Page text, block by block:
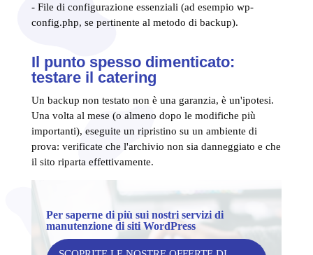
- File di configurazione essenziali (ad esempio wp-
config.php, se pertinente al metodo di backup).
Il punto spesso dimenticato:
testare il catering
Un backup non testato non è una garanzia, è un'ipotesi.
Una volta al mese (o almeno dopo le modifiche più
importanti), eseguite un ripristino su un ambiente di
prova: verificate che l'archivio non sia danneggiato e che
il sito riparta effettivamente.
Per saperne di più sui nostri servizi di
manutenzione di siti WordPress